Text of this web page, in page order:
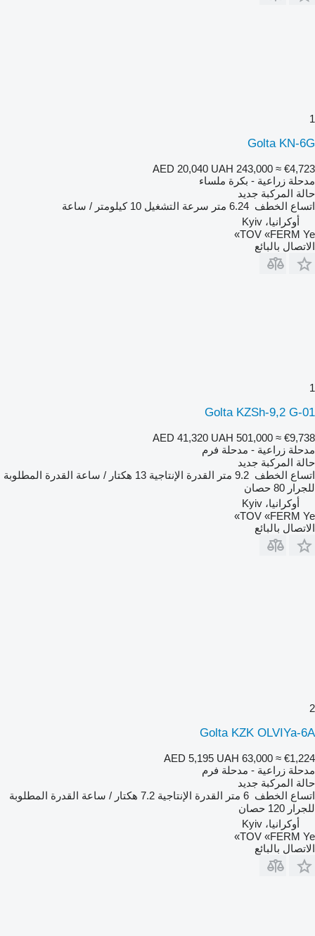
1
Golta KN-6G
AED 20,040 UAH 243,000 ≈ €4,723
مدحلة زراعية - بكرة ملساء
حالة المركبة جديد
اتساع الخطف 6.24 متر سرعة التشغيل 10 كيلومتر / ساعة
أوكرانيا، Kyiv
TOV «FERM Ye»
الاتصال بالبائع
1
Golta KZSh-9,2 G-01
AED 41,320 UAH 501,000 ≈ €9,738
مدحلة زراعية - مدحلة فرم
حالة المركبة جديد
اتساع الخطف 9.2 متر القدرة الإنتاجية 13 هكتار / ساعة
القدرة المطلوبة
للجرار 80 حصان
أوكرانيا، Kyiv
TOV «FERM Ye»
الاتصال بالبائع
2
Golta KZK OLVIYa-6A
AED 5,195 UAH 63,000 ≈ €1,224
مدحلة زراعية - مدحلة فرم
حالة المركبة جديد
اتساع الخطف 6 متر القدرة الإنتاجية 7.2 هكتار / ساعة
القدرة المطلوبة
للجرار 120 حصان
أوكرانيا، Kyiv
TOV «FERM Ye»
الاتصال بالبائع